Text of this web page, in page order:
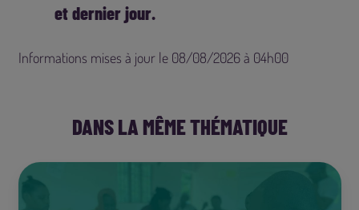
et dernier jour.
Informations mises à jour le 08/08/2026 à 04h00
DANS LA MÊME THÉMATIQUE